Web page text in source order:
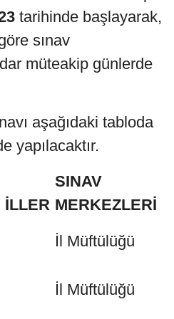
tarihinde başlayarak,
sınav
müteakip günlerde
aşağıdaki tabloda
yapılacaktır.
İLLER
SINAV
MERKEZLERİ
İl Müftülüğü
İl Müftülüğü